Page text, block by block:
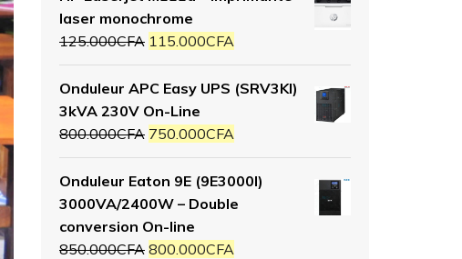
laser monochrome
125.000CFA 115.000CFA
Onduleur APC Easy UPS (SRV3KI)
3kVA 230V On-Line
800.000CFA 750.000CFA
Onduleur Eaton 9E (9E3000I)
3000VA/2400W – Double
conversion On-line
850.000CFA 800.000CFA